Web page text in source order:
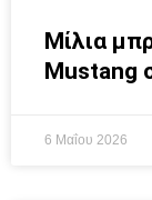
Μίλια
Mustang
6 Μαΐου 2026